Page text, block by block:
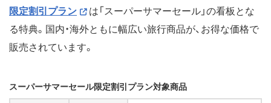
限定割引プラン
は「スーパーサマーセール」の看板とな
る特典。国内・海外ともに幅広い旅行商品が、お得な価格で
販売されています。
スーパーサマーセール限定割引プラン対象商品